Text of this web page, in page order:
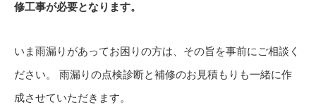
修工事が必要となります。
いま雨漏りがあってお困りの方は、その旨を事前にご相談く
ださい。 雨漏りの点検診断と補修のお見積もりも一緒に作
成させていただきます。